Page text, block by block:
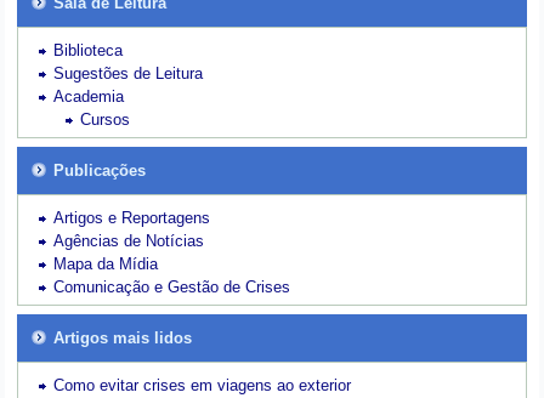
Biblioteca
Sugestões de Leitura
Academia
Cursos
Publicações
Artigos e Reportagens
Agências de Notícias
Mapa da Mídia
Comunicação e Gestão de Crises
Artigos mais lidos
Como evitar crises em viagens ao exterior